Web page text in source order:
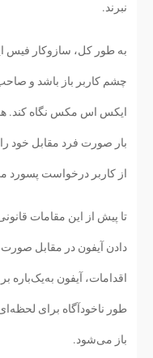
نبرند.
به طور کل، سازوکار فیس
چشم کاربر باز باشد و
بار صورت فرد مقابل خود
از کاربر درخواست پسورد
تا پیش از این مقامات
دادن آیفون در مقابل صورت
اقدامات، آیفون
طور ناخودآگاه برای
باز می‌شود.